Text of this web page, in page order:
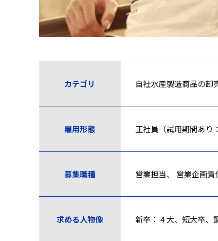
カテゴリ 自社水産製造商品の卸
雇用形態 正社員（試用期間あり
募集職種 営業担当、 営業企画
求める人物像 新卒：４大、短大卒